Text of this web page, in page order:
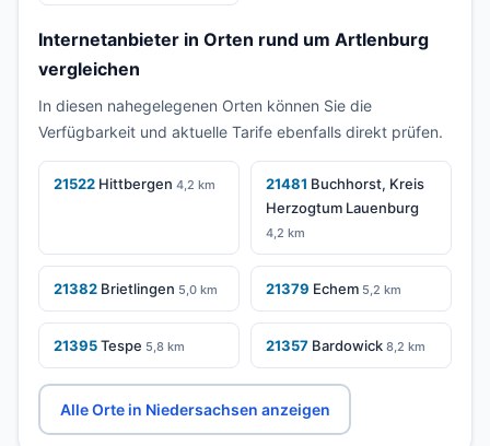
Internetanbieter in Orten rund um Artlenburg
vergleichen
In diesen nahegelegenen Orten können Sie die
Verfügbarkeit und aktuelle Tarife ebenfalls direkt prüfen.
21522 Hittbergen 4,2 km 21481 Buchhorst, Kreis
Herzogtum Lauenburg
4,2 km
21382 Brietlingen 5,0 km 21379 Echem 5,2 km
21395Tespe 5,8 km 21357 Bardowick 8,2 km
Alle Orte in Niedersachsen anzeigen